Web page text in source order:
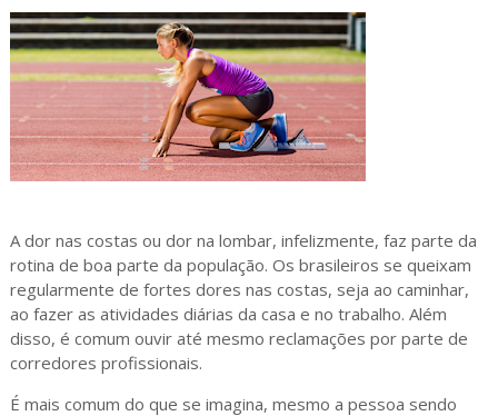
A dor nas costas ou dor na lombar, infelizmente, faz parte da
rotina de boa parte da população. Os brasileiros se queixam
regularmente de fortes dores nas costas, seja ao caminhar,
ao fazer as atividades diárias da casa e no trabalho. Além
disso, é comum ouvir até mesmo reclamações por parte de
corredores profissionais.
É mais comum do que se imagina, mesmo a pessoa sendo